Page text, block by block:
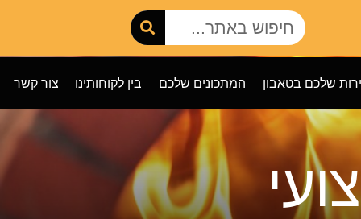
שלכם בטאבון המתכונים שלכם בין לקוחותינו צור קשר